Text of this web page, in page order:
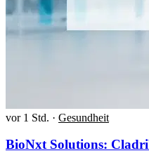
vor 1 Std. · Gesundheit
BioNxt Solutions: